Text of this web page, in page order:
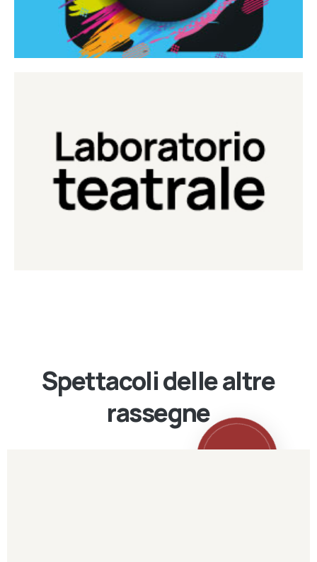
Laboratorio Teatrale
Laboratorio di teatro del Teatro Eduardo de Filippo
Continua
Spettacoli delle altre
rassegne